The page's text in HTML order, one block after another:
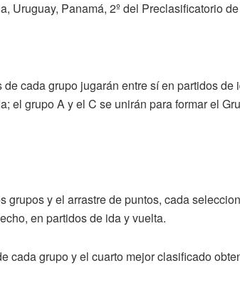
Uruguay, Panamá, 2º del Preclasificatorio
de cada grupo jugarán entre sí en partidos de
el grupo A y el C se unirán para formar el
grupos y el arrastre de puntos, cada
en partidos de ida y vuelta.
cada grupo y el cuarto mejor clasificado